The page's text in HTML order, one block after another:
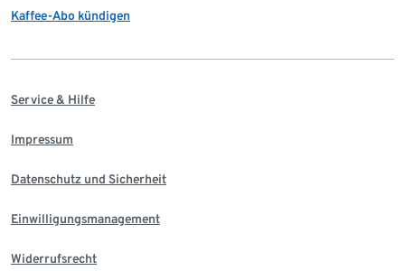
Kaffee-Abo kündigen
Service & Hilfe
Impressum
Datenschutz und Sicherheit
Einwilligungsmanagement
Widerrufsrecht